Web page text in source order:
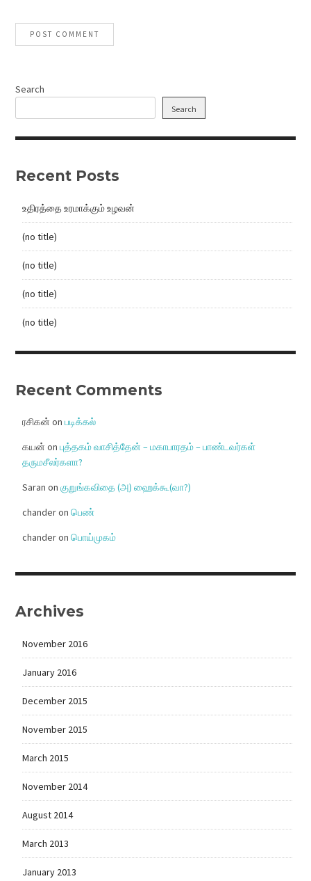
Search
Search
Recent Posts
உதிரத்தை உரமாக்கும் உழவன்
(no title)
(no title)
(no title)
(no title)
Recent Comments
ரசிகன் on படிக்கல்
கயன் on புத்தகம் வாசித்தேன் – மகாபாரதம் – பாண்டவர்கள்
தருமசீலர்களா?
Saran on குறுங்கவிதை (அ) ஹைக்கூ(வா?)
chanderon பெண்
chanderon பொய்முகம்
Archives
November 2016
January 2016
December 2015
November 2015
March 2015
November 2014
August 2014
March 2013
January 2013